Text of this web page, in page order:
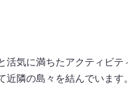
気に満ちたアクティビ
隣の島々を結んでいます。